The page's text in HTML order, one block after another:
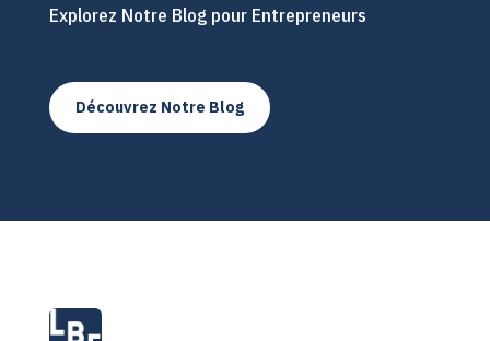
Explorez Notre Blog pour Entrepreneurs
Découvrez Notre Blog